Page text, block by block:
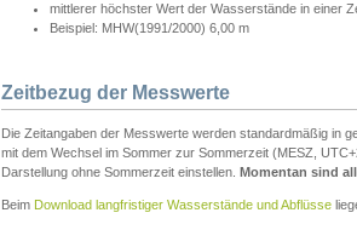
mittlerer höchster Wert der Wasserstände in einer
Beispiel: MHW(1991/2000) 6,00 m
Zeitbezug der Messwerte
Die Zeitangaben der Messwerte werden standardmäßig in
mit dem Wechsel im Sommer zur Sommerzeit (MESZ,
Darstellung ohne Sommerzeit einstellen. Momentan sind
Beim Download langfristiger Wasserstände und Abflüsse